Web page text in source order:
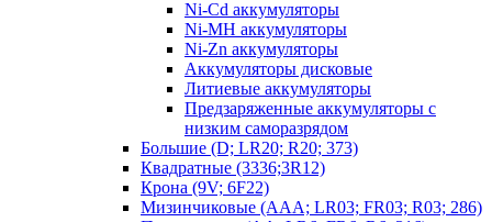
Ni-Cd аккумуляторы
Ni-MH аккумуляторы
Ni-Zn аккумуляторы
Аккумуляторы дисковые
Литиевые аккумуляторы
Предзаряженные аккумуляторы с
низким саморазрядом
Большие (D; LR20; R20; 373)
Квадратные (3336;3R12)
Крона (9V; 6F22)
Мизинчиковые (AAA; LR03; FR03; R03; 286)